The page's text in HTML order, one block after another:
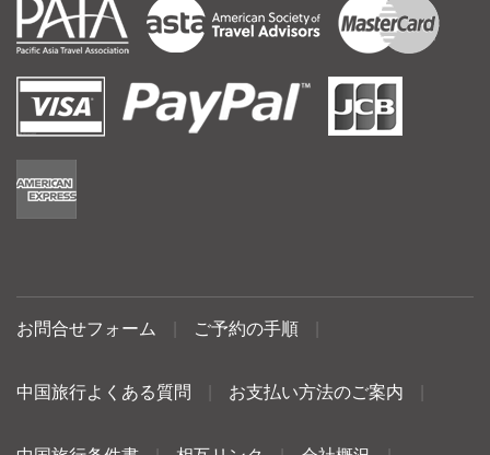
お問合せフォーム ご予約の手順
中国旅行よくある質問 お支払い方法のご案内